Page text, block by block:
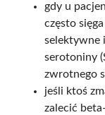
gdy u
często
selektywne
serotoniny
zwrotnego
jeśli ktoś
zalecić